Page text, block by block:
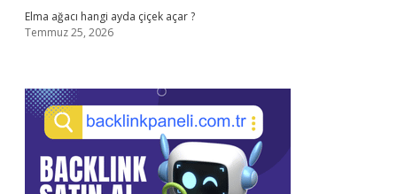
Elma ağacı hangi ayda çiçek açar ?
Temmuz 25, 2026